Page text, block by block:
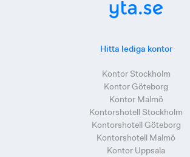
Hitta lediga kontor
Kontor Stockholm
Kontor Göteborg
Kontor Malmö
Kontorshotell Stockholm
Kontorshotell Göteborg
Kontorshotell Malmö
Kontor Uppsala